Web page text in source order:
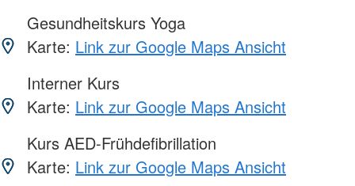
Gesundheitskurs Yoga
Karte: Link zur Google Maps Ansicht
Interner Kurs
Karte: Link zur Google Maps Ansicht
Kurs AED-Frühdefibrillation
Karte: Link zur Google Maps Ansicht